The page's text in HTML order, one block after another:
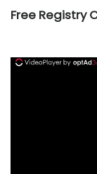
Free Registry